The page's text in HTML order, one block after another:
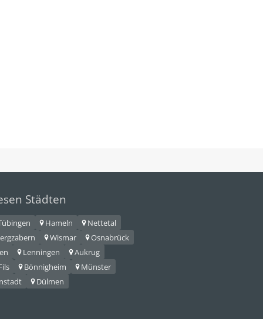
Städten
Hameln
Nettetal
Wismar
Osnabrück
Lenningen
Aukrug
Bönnigheim
Münster
Dülmen